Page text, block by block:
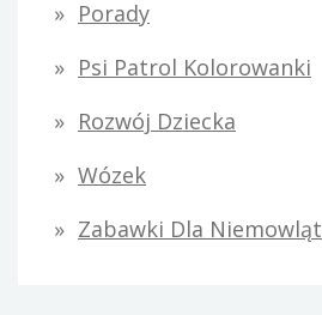
Porady
Psi Patrol Kolorowanki
Rozwój Dziecka
Wózek
Zabawki Dla Niemowląt